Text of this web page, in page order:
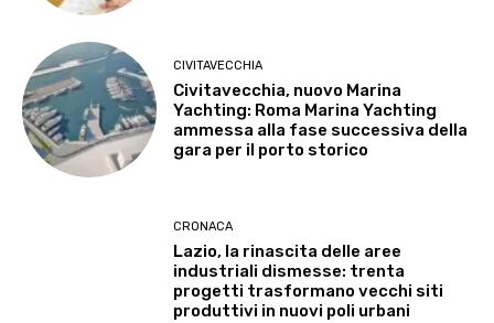
CIVITAVECCHIA
Civitavecchia, nuovo Marina
Yachting: Roma Marina Yachting
ammessa alla fase successiva della
gara per il porto storico
CRONACA
Lazio, la rinascita delle aree
industriali dismesse: trenta
progetti trasformano vecchi siti
produttivi in nuovi poli urbani